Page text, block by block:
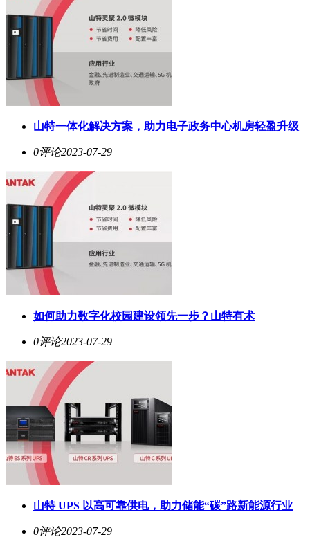
山特一体化解决方案，助力电子政务中心机房轻盈升级
0评论2023-07-29
如何助力数字化校园建设领先一步？山特有术
0评论2023-07-29
山特 UPS 以高可靠供电，助力储能“碳”路新能源行业
0评论2023-07-29